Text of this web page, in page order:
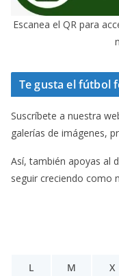
Escanea el QR para
Te gusta el fútbol
Suscríbete a nuestra
galerías de imágenes,
Así, también apoyas al
seguir creciendo como
L
M X